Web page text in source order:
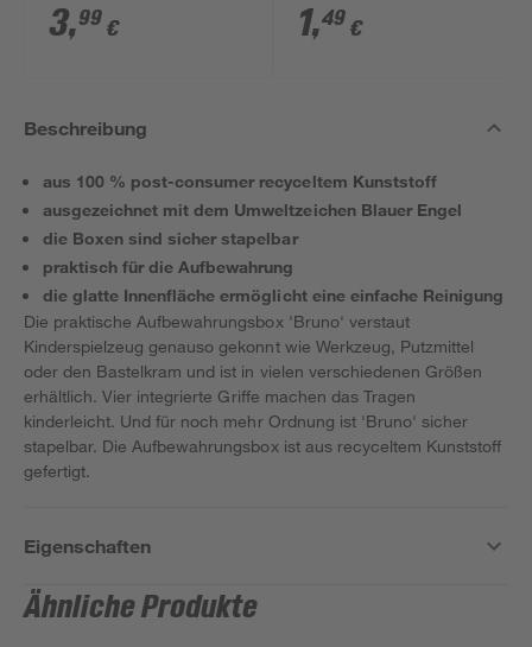
cm
3,99 € 1,49 €
Beschreibung
aus 100 % post-consumer recyceltem Kunststoff
ausgezeichnet mit dem Umweltzeichen Blauer Engel
die Boxen sind sicher stapelbar
praktisch für die Aufbewahrung
die glatte Innenfläche ermöglicht eine einfache Reinigung
Die praktische Aufbewahrungsbox 'Bruno' verstaut
Kinderspielzeug genauso gekonnt wie Werkzeug, Putzmittel
oder den Bastelkram und ist in vielen verschiedenen Größen
erhältlich. Vier integrierte Griffe machen das Tragen
kinderleicht. Und für noch mehr Ordnung ist 'Bruno' sicher
stapelbar. Die Aufbewahrungsbox ist aus recyceltem Kunststoff
gefertigt.
Eigenschaften
Ähnliche Produkte